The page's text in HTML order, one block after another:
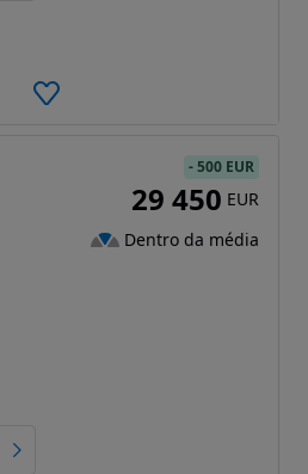
-500 EUR
29 450 EUR
Dentro da média